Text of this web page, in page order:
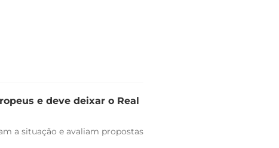
e deve deixar o Real
a situação e avaliam propostas